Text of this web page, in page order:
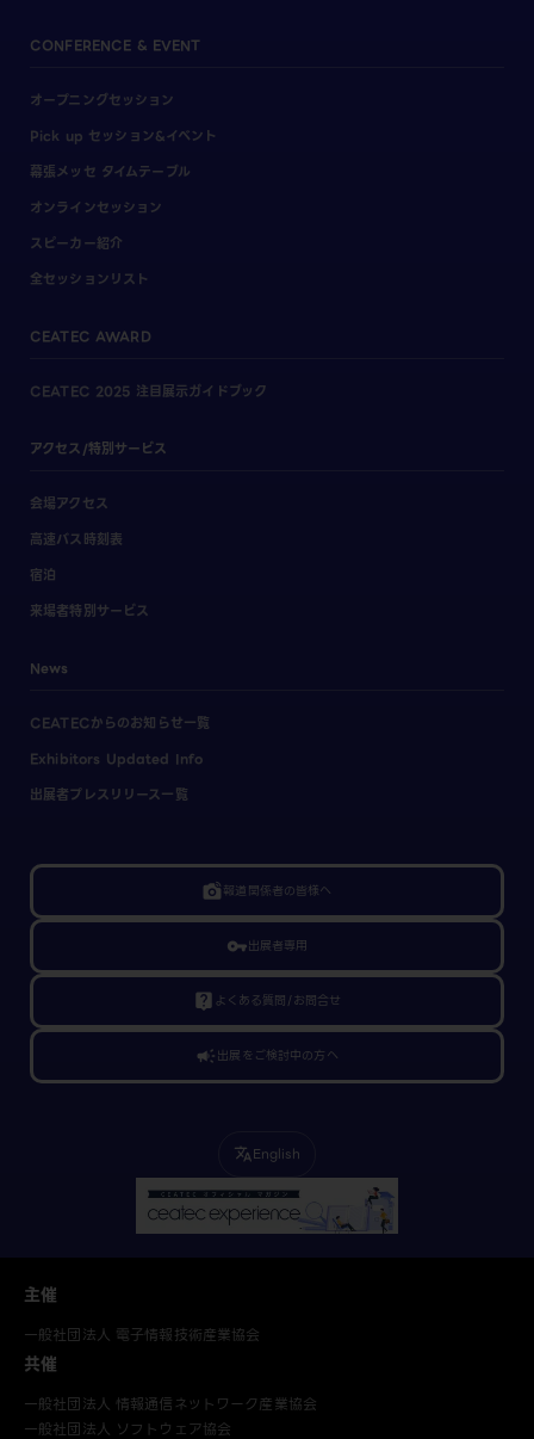
CONFERENCE & EVENT
オープニングセッション
Pick up セッション&イベント
幕張メッセ タイムテーブル
オンラインセッション
スピーカー紹介
全セッションリスト
CEATEC AWARD
CEATEC 2025 注目展示ガイドブック
アクセス/特別サービス
会場アクセス
高速バス時刻表
宿泊
来場者特別サービス
News
CEATECからのお知らせ一覧
Exhibitors Updated Info
出展者プレスリリース一覧
linked_camera報道関係者の皆様へ
vpn_key出展者専用
live_help よくある質問/お問合せ
campaign出展をご検討中の方へ
translateEnglish
主催
一般社団法人 電子情報技術産業協会
共催
一般社団法人 情報通信ネットワーク産業協会
一般社団法人 ソフトウェア協会